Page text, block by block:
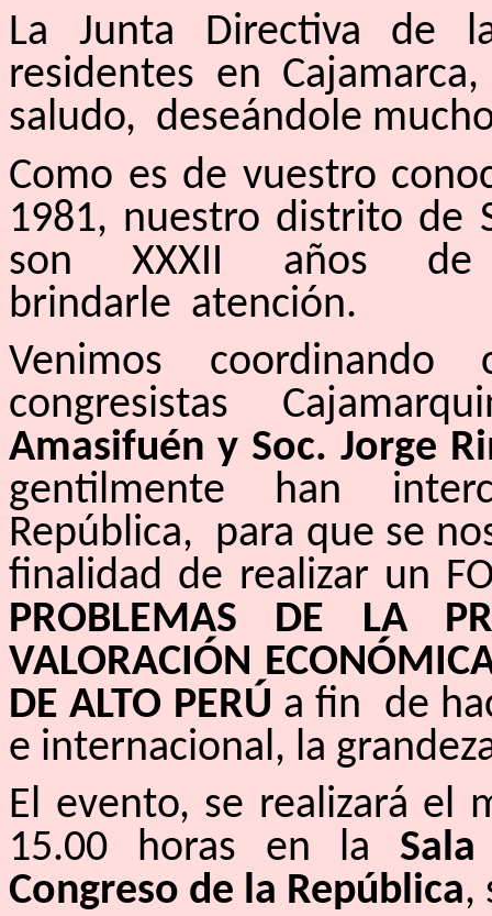
La Junta Directiva de
residentes en
saludo, deseándole
Como es de vuestro
1981, nuestro distrito de
son XXXII años
brindarle atención.
Venimos
congresistas
Amasifuén y Soc. Jorge
gentilmente han
República, para que se
finalidad de realizar un
PROBLEMAS DE LA
VALORACIÓN
DE ALTO PERÚ a fin de
e internacional, la
El evento, se realizará el
15.00 horas en la
Congreso de la República,